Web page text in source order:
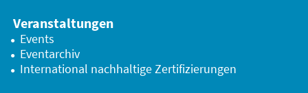
Veranstaltungen
Events
Eventarchiv
International nachhaltige Zertifizierungen